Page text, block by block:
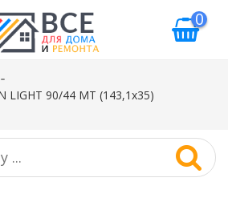
0
LIGHT 90/44 MT (143,1х35)